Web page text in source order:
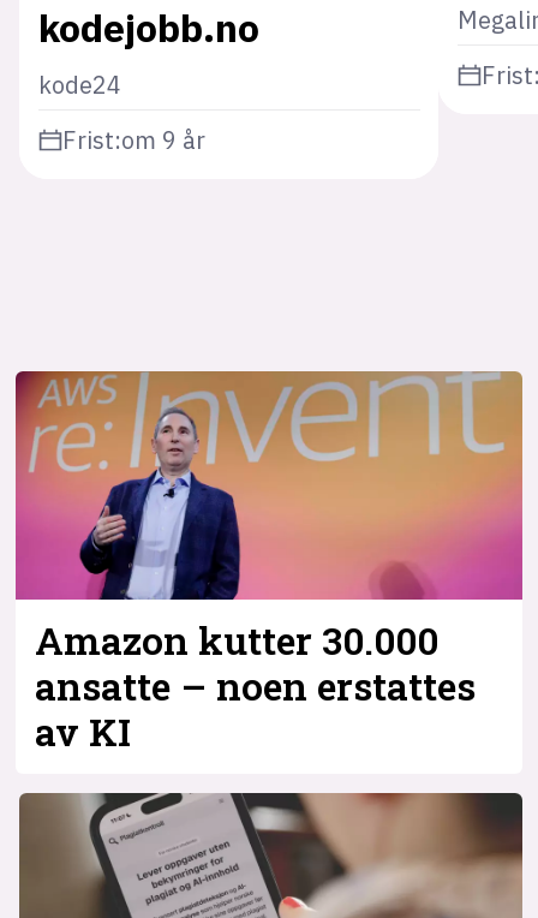
kodejobb.no
kode24
Frist:om 9 år
Amazon kutter 30.000
ansatte – noen erstattes
av KI